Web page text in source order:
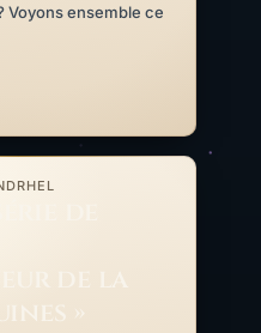
Voyons ensemble ce
»
: « Chroniqueur de la ville